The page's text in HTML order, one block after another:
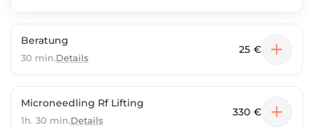
Beratung
30 min.Details
25 €
Microneedling Rf Lifting
1h. 30 min.Details
330 €